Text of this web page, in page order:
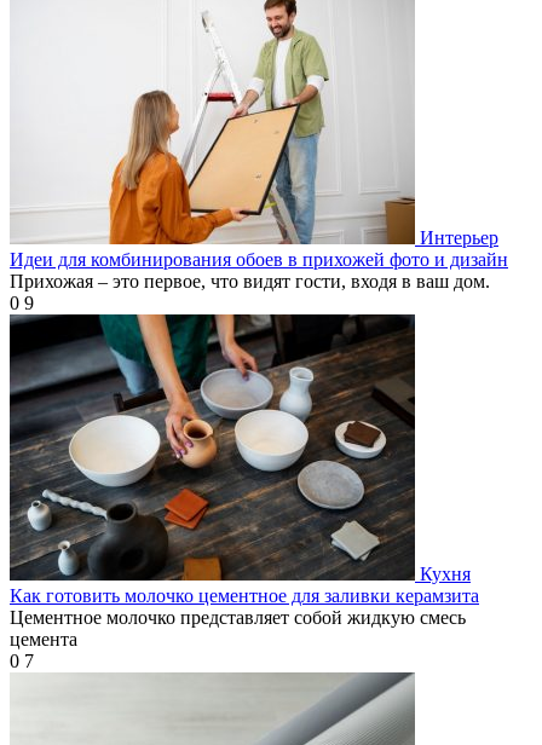
Интерьер
Идеи для комбинирования обоев в прихожей фото и дизайн
Прихожая – это первое, что видят гости, входя в ваш дом.
0 9
Кухня
Как готовить молочко цементное для заливки керамзита
Цементное молочко представляет собой жидкую смесь
цемента
0 7